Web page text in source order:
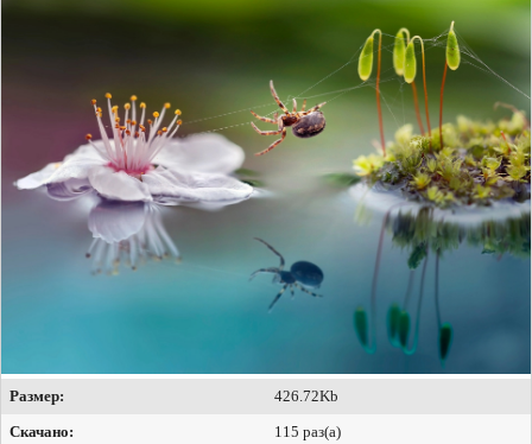
Размер:
426.72Kb
Скачано:
115 раз(а)